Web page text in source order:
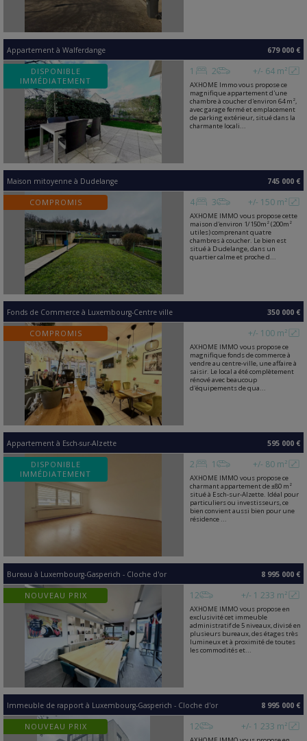
Appartement à Walferdange 679 000 €
DISPONIBLE
IMMÉDIATEMENT
+/- 64 m²
1 2
AXHOME Immo vous propose ce
magnifique appartement d'une
chambre à coucher d'environ 64 m²,
avec garage fermé et emplacement
de parking extérieur, situé dans la
charmante locali...
Maison mitoyenne à Dudelange 745 000 €
COMPROMIS +/- 150 m²
4 3
AXHOME IMMO vous propose cette
maison d'environ 1/150m² (200m²
utiles) comprenant quatre
chambres à coucher. Le bien est
situé à Dudelange, dans un
quartier calme et proche d...
Fonds de Commerce à Luxembourg-Centre ville 350 000 €
COMPROMIS +/- 100 m²
AXHOME IMMO vous propose ce
magnifique fonds de commerce à
vendre au centre-ville, une affaire à
saisir. Le local a été complètement
rénové avec beaucoup
d'équipements de qua...
Appartement à Esch-sur-Alzette 595 000 €
DISPONIBLE
IMMÉDIATEMENT
+/- 80 m²
2 1
AXHOME IMMO vous propose ce
charmant appartement de ±80 m²
situé à Esch-sur-Alzette. Idéal pour
particuliers ou investisseurs, ce
bien convient aussi bien pour une
résidence ...
Bureau à Luxembourg-Gasperich - Cloche d'or 8 995 000 €
NOUVEAU PRIX +/- 1 233 m²
12
AXHOME IMMO vous propose en
exclusivité cet immeuble
administratif de 5 niveaux, divisé en
plusieurs bureaux, des étages très
lumineux et à proximité de toutes
les commodités et...
Immeuble de rapport à Luxembourg-Gasperich - Cloche d'or 8 995 000 €
NOUVEAU PRIX +/- 1 233 m²
12